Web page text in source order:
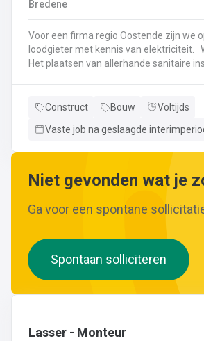
wijzigingen aan leidingen
Bredene
Voor een firma regio Oostende zijn we
loodgieter met kennis van elektriciteit. Wat ga je doen?
Het plaatsen van allerhande sanitaire
sanitaire toestellenBij Klanten
Neem gerust de vacature even door!
Construct Bouw
Voltijds
Vaste job na geslaagde
Niet gevonden wat je
Ga voor een spontane
Spontaan solliciteren
Lasser - Monteur